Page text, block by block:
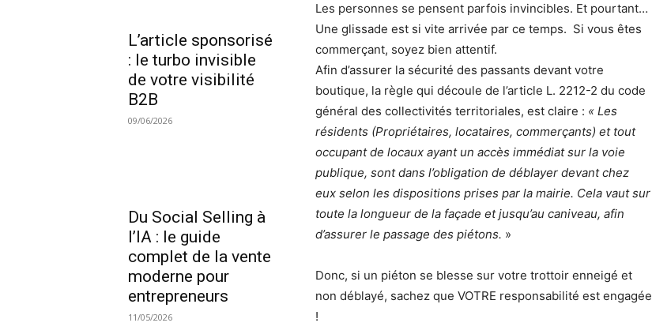
L’article sponsorisé
: le turbo invisible
de votre visibilité
B2B
09/06/2026
Du Social Selling à
l’IA : le guide
complet de la vente
moderne pour
entrepreneurs
11/05/2026
Les personnes se pensent parfois invincibles. Et pourtant…
Une glissade est si vite arrivée par ce temps. Si vous êtes
commerçant, soyez bien attentif.
Afin d’assurer la sécurité des passants devant votre
boutique, la règle qui découle de l’article L. 2212-2 du code
général des collectivités territoriales, est claire : « Les
résidents (Propriétaires, locataires, commerçants) et tout
occupant de locaux ayant un accès immédiat sur la voie
publique, sont dans l’obligation de déblayer devant chez
eux selon les dispositions prises par la mairie. Cela vaut sur
toute la longueur de la façade et jusqu’au caniveau, afin
d’assurer le passage des piétons. »
Donc, si un piéton se blesse sur votre trottoir enneigé et
non déblayé, sachez que VOTRE responsabilité est engagée
!